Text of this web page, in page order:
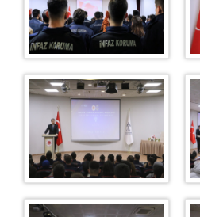
HASAN ERBİL KİMDİR?
MİSAFİRHANE